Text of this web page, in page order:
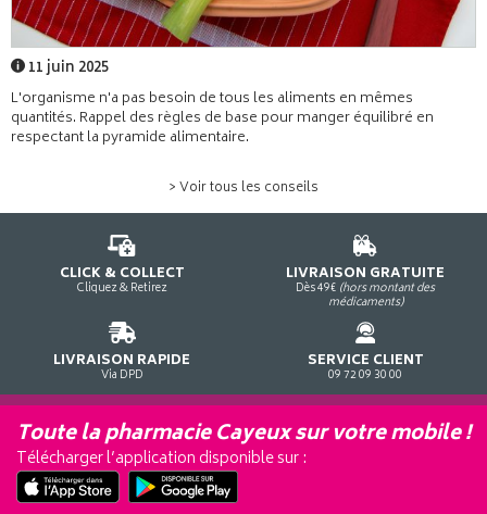
11 juin 2025
L'organisme n'a pas besoin de tous les aliments en mêmes
quantités. Rappel des règles de base pour manger équilibré en
respectant la pyramide alimentaire.
> Voir tous les conseils
CLICK & COLLECT
Cliquez & Retirez
LIVRAISON GRATUITE
Dès 49€ (hors montant des
médicaments)
LIVRAISON RAPIDE
Via DPD
SERVICE CLIENT
09 72 09 30 00
Toute la pharmacie Cayeux sur votre mobile !
Télécharger l’application disponible sur :